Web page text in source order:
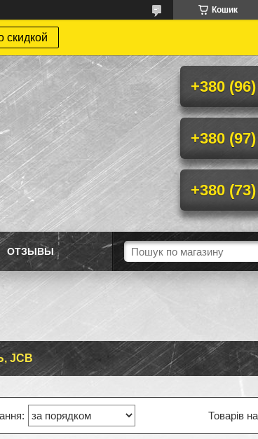
Кошик
скидкой
+380
+380
+380
ОТЗЫВЫ
JCB